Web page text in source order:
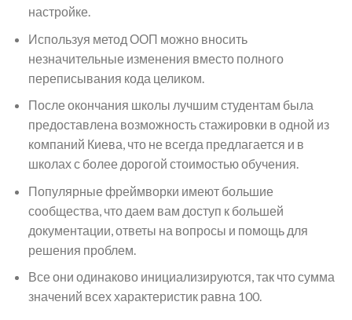
настройке.
Используя метод ООП можно вносить
незначительные изменения вместо полного
переписывания кода целиком.
После окончания школы лучшим студентам была
предоставлена возможность стажировки в одной из
компаний Киева, что не всегда предлагается и в
школах с более дорогой стоимостью обучения.
Популярные фреймворки имеют большие
сообщества, что даем вам доступ к большей
документации, ответы на вопросы и помощь для
решения проблем.
Все они одинаково инициализируются, так что сумма
значений всех характеристик равна 100.